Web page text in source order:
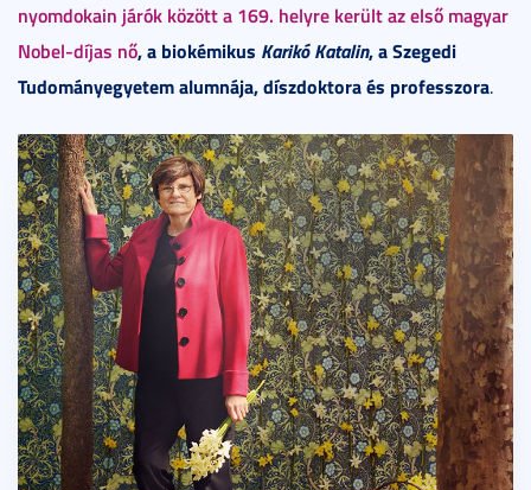
nyomdokain járók között a 169. helyre került az első magyar
Nobel-díjas nő, a biokémikus Karikó Katalin, a Szegedi
Tudományegyetem alumnája, díszdoktora és professzora.